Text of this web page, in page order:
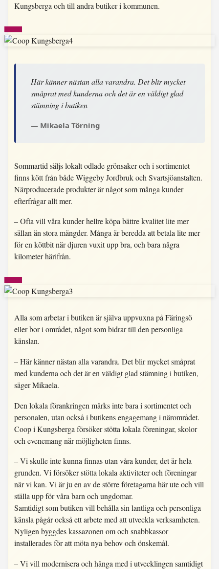
Kungsberga och till andra butiker i kommunen.
Här känner nästan alla varandra. Det blir mycket
småprat med kunderna och det är en väldigt glad
stämning i butiken
Mikaela Törning
Sommartid säljs lokalt odlade grönsaker och i sortimentet
finns kött från både Wiggeby Jordbruk och Svartsjöanstalten.
Närproducerade produkter är något som många kunder
efterfrågar allt mer.
– Ofta vill våra kunder hellre köpa bättre kvalitet lite mer
sällan än stora mängder. Många är beredda att betala lite mer
för en köttbit när djuren vuxit upp bra, och bara några
kilometer härifrån.
Alla som arbetar i butiken är själva uppvuxna på Färingsö
eller bor i området, något som bidrar till den personliga
känslan.
– Här känner nästan alla varandra. Det blir mycket småprat
med kunderna och det är en väldigt glad stämning i butiken,
säger Mikaela.
Den lokala förankringen märks inte bara i sortimentet och
personalen, utan också i butikens engagemang i närområdet.
Coop i Kungsberga försöker stötta lokala föreningar, skolor
och evenemang när möjligheten finns.
– Vi skulle inte kunna finnas utan våra kunder, det är hela
grunden. Vi försöker stötta lokala aktiviteter och föreningar
när vi kan. Vi är ju en av de större företagarna här ute och vill
ställa upp för våra barn och ungdomar.
Samtidigt som butiken vill behålla sin lantliga och personliga
känsla pågår också ett arbete med att utveckla verksamheten.
Nyligen byggdes kassazonen om och snabbkassor
installerades för att möta nya behov och önskemål.
– Vi vill modernisera och hänga med i utvecklingen samtidigt